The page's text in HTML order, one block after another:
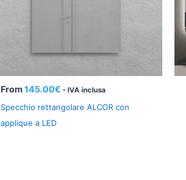
From145.00€ - IVA inclusa
Specchio rettangolare ALCOR con
applique a LED